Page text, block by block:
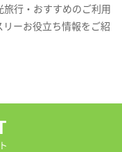
行・おすすめのご利用
ーお役立ち情報をご紹